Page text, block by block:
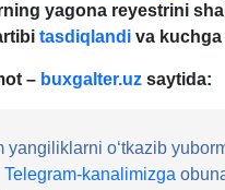
yagona reyestrini
tasdiqlandi va
– buxgalter.uz saytida:
yangiliklarni oʻtkazib
Telegram-kanalimizga